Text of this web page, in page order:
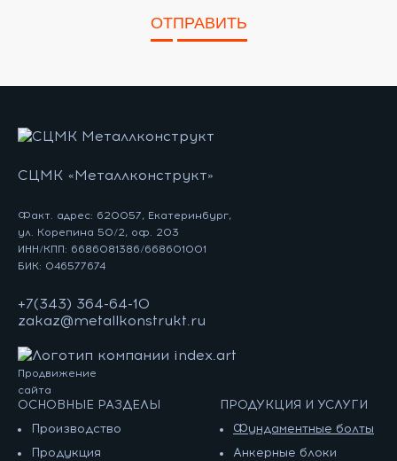
ОТПРАВИТЬ
СЦМК «Металлконструкт»
Факт. адрес: 620057, Екатеринбург,
ул. Корепина 50/2, оф. 203
ИНН/КПП: 6686081386/668601001
БИК: 046577674
+7(343) 364-64-10
zakaz@metallkonstrukt.ru
Продвижение
сайта
ОСНОВНЫЕ РАЗДЕЛЫ
Производство
Продукция
ПРОДУКЦИЯ И УСЛУГИ
Фундаментные болты
Анкерные блоки